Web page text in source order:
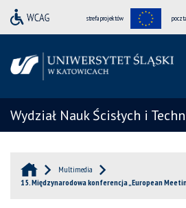
strefa projektów poczta
Wydział Nauk Ścisłych i
Multimedia
15. Międzynarodowa konferencja „European